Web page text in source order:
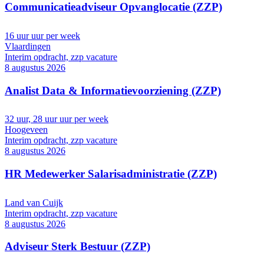
Communicatieadviseur Opvanglocatie (ZZP)
16 uur uur per week
Vlaardingen
Interim opdracht, zzp vacature
8 augustus 2026
Analist Data & Informatievoorziening (ZZP)
32 uur, 28 uur uur per week
Hoogeveen
Interim opdracht, zzp vacature
8 augustus 2026
HR Medewerker Salarisadministratie (ZZP)
Land van Cuijk
Interim opdracht, zzp vacature
8 augustus 2026
Adviseur Sterk Bestuur (ZZP)